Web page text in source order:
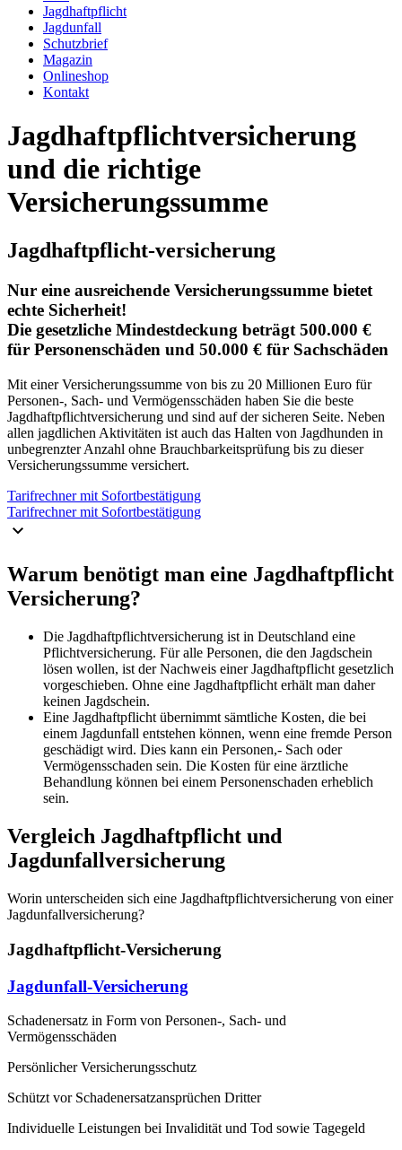
Jagdhaftpflicht
Jagdunfall
Schutzbrief
Magazin
Onlineshop
Kontakt
Jagdhaftpflichtversicherung
und die richtige
Versicherungssumme
Jagdhaftpflicht-versicherung
Nur eine ausreichende Versicherungssumme bietet
echte Sicherheit!
Die gesetzliche Mindestdeckung beträgt 500.000 €
für Personenschäden und 50.000 € für Sachschäden
Mit einer Versicherungssumme von bis zu 20 Millionen Euro für
Personen-, Sach- und Vermögensschäden haben Sie die beste
Jagdhaftpflichtversicherung und sind auf der sicheren Seite. Neben
allen jagdlichen Aktivitäten ist auch das Halten von Jagdhunden in
unbegrenzter Anzahl ohne Brauchbarkeitsprüfung bis zu dieser
Versicherungssumme versichert.
Tarifrechner mit Sofortbestätigung
Tarifrechner mit Sofortbestätigung
Warum benötigt man eine Jagdhaftpflicht
Versicherung?
Die Jagdhaftpflichtversicherung ist in Deutschland eine
Pflichtversicherung. Für alle Personen, die den Jagdschein
lösen wollen, ist der Nachweis einer Jagdhaftpflicht gesetzlich
vorgeschieben. Ohne eine Jagdhaftpflicht erhält man daher
keinen Jagdschein.
Eine Jagdhaftpflicht übernimmt sämtliche Kosten, die bei
einem Jagdunfall entstehen können, wenn eine fremde Person
geschädigt wird. Dies kann ein Personen,- Sach oder
Vermögensschaden sein. Die Kosten für eine ärztliche
Behandlung können bei einem Personenschaden erheblich
sein.
Vergleich Jagdhaftpflicht und
Jagdunfallversicherung
Worin unterscheiden sich eine Jagdhaftpflichtversicherung von einer
Jagdunfallversicherung?
Jagdhaftpflicht-Versicherung
Jagdunfall-Versicherung
Schadenersatz in Form von Personen-, Sach- und
Vermögensschäden
Persönlicher Versicherungsschutz
Schützt vor Schadenersatzansprüchen Dritter
Individuelle Leistungen bei Invalidität und Tod sowie Tagegeld